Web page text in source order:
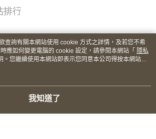
排行
查詢有關本網站使用 cookie 方式之詳情，及若您不希
應如何變更電腦的 cookie 設定，請參閱本網站「 隱私
。您繼續使用本網站即表示您同意本公司得按本網站使
cookie。
我知道了